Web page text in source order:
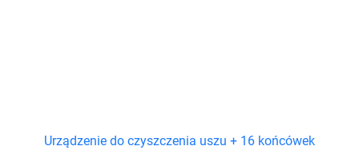
Urządzenie do czyszczenia uszu + 16 końcówek